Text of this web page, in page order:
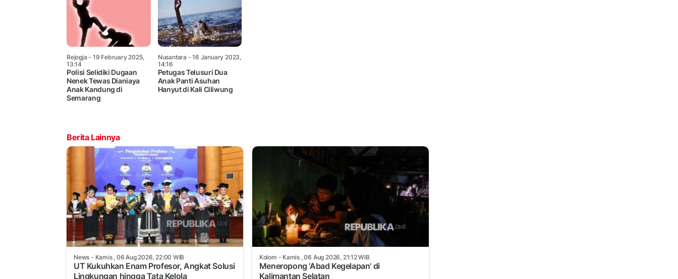
Rejogja - 19 February 2025,
13:14
Polisi Selidiki Dugaan
Nenek Tewas Dianiaya
Anak Kandung di
Semarang
Nusantara - 16 January 2023,
14:16
Petugas Telusuri Dua
Anak Panti Asuhan
Hanyut di Kali Ciliwung
Berita Lainnya
News - Kamis , 06 Aug 2026, 22:00 WIB
UT Kukuhkan Enam Profesor, Angkat Solusi
Lingkungan hingga Tata Kelola
Kolom - Kamis , 06 Aug 2026, 21:12 WIB
Meneropong 'Abad Kegelapan' di
Kalimantan Selatan